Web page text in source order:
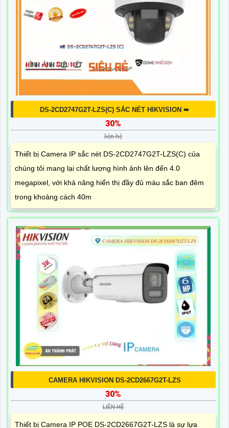
DS-2CD2747G2T-LZS(C) SẮC NÉT HIKVISION ➠
30%
liên hệ
Thiết bị Camera IP sắc nét DS-2CD2747G2T-LZS(C) của
chúng tôi mang lại chất lượng hình ảnh lên đến 4.0
megapixel, với khả năng hiển thị đầy đủ màu sắc ban đêm
trong khoảng cách 40m
CAMERA HIKVISION DS-2CD2667G2T-LZS
30%
LIÊN HỆ
Thiết bị Camera IP POE DS-2CD2667G2T-LZS là sự lựa